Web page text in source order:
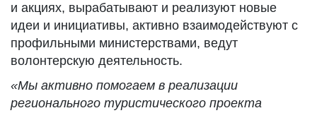
и акциях, вырабатывают и реализуют новые
идеи и инициативы, активно взаимодействуют с
профильными министерствами, ведут
волонтерскую деятельность.
«Мы активно помогаем в реализации
регионального туристического проекта